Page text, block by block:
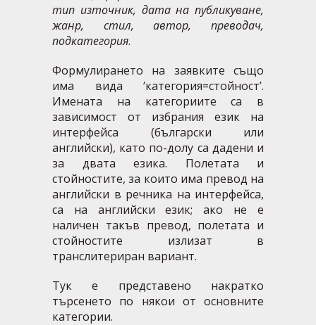
тип източник, дата на публикуване,
жанр, стил, автор, преводач,
подкатегория.
Формулирането на заявките също
има вида ‘категория=стойност’.
Имената на категориите са в
зависимост от избрания език на
интерфейса (български или
английски), като по-долу са дадени и
за двата езика. Полетата и
стойностите, за които има превод на
английски в речника на интерфейса,
са на английски език; ако не е
наличен такъв превод, полетата и
стойностите излизат в
транслитериран вариант.
Тук е представено накратко
търсенето по някои от основните
категории.